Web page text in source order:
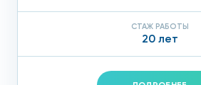
СТАЖ РАБОТЫ
20 лет